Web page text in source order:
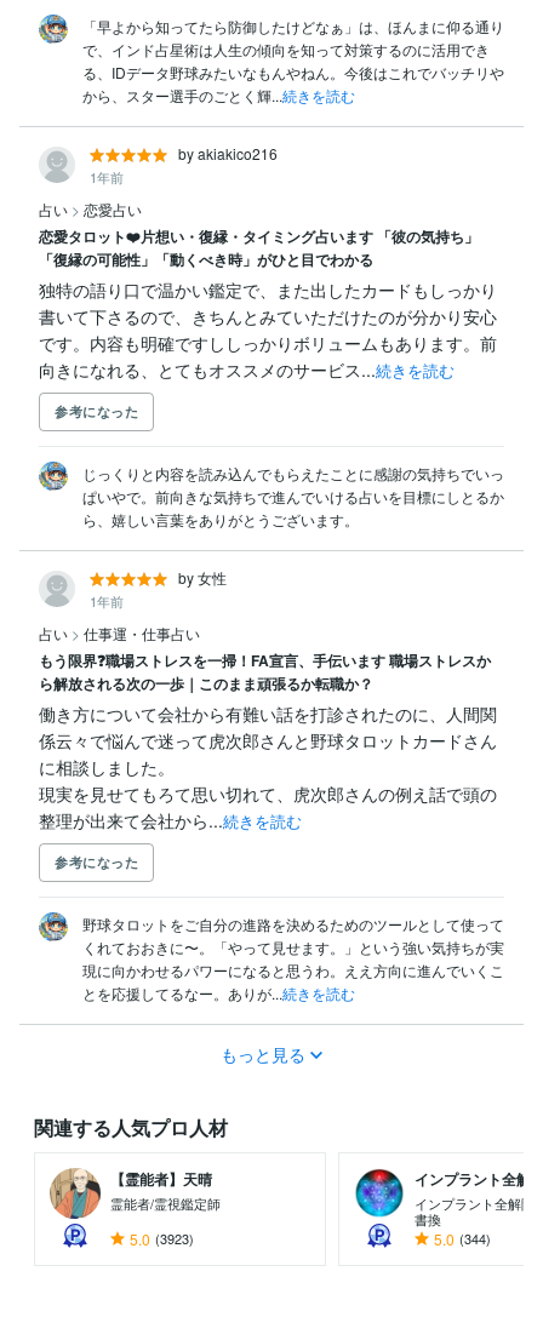
「早よから知ってたら防御したけどなぁ」は、ほんまに仰る通り
で、インド占星術は人生の傾向を知って対策するのに活用でき
る、IDデータ野球みたいなもんやねん。今後はこれでバッチリや
から、スター選手のごとく輝...続きを読む
by akiakico216
1年前
占い > 恋愛占い
恋愛タロット❤️片想い・復縁・タイミング占います 「彼の気持ち」
「復縁の可能性」「動くべき時」がひと目でわかる
独特の語り口で温かい鑑定で、また出したカードもしっかり
書いて下さるので、きちんとみていただけたのが分かり安心
です。内容も明確ですししっかりボリュームもあります。前
向きになれる、とてもオススメのサービス...続きを読む
参考になった
じっくりと内容を読み込んでもらえたことに感謝の気持ちでいっ
ぱいやで。前向きな気持ちで進んでいける占いを目標にしとるか
ら、嬉しい言葉をありがとうございます。
by 女性
1年前
占い > 仕事運・仕事占い
もう限界❓職場ストレスを一掃！FA宣言、手伝います 職場ストレスか
ら解放される次の一歩｜このまま頑張るか転職か？
働き方について会社から有難い話を打診されたのに、人間関
係云々で悩んで迷って虎次郎さんと野球タロットカードさん
に相談しました。
現実を見せてもろて思い切れて、虎次郎さんの例え話で頭の
整理が出来て会社から...続きを読む
参考になった
野球タロットをご自分の進路を決めるためのツールとして使って
くれておおきに〜。「やって見せます。」という強い気持ちが実
現に向かわせるパワーになると思うわ。ええ方向に進んでいくこ
とを応援してるなー。ありが...続きを読む
もっと見る
関連する人気プロ人材
【霊能者】天晴
霊能者/霊視鑑定師
5.0 (3923)
インプラント全解
インプラント全解除
書換
5.0 (344)